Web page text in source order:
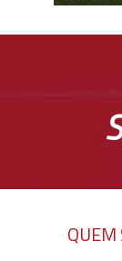
QUEM